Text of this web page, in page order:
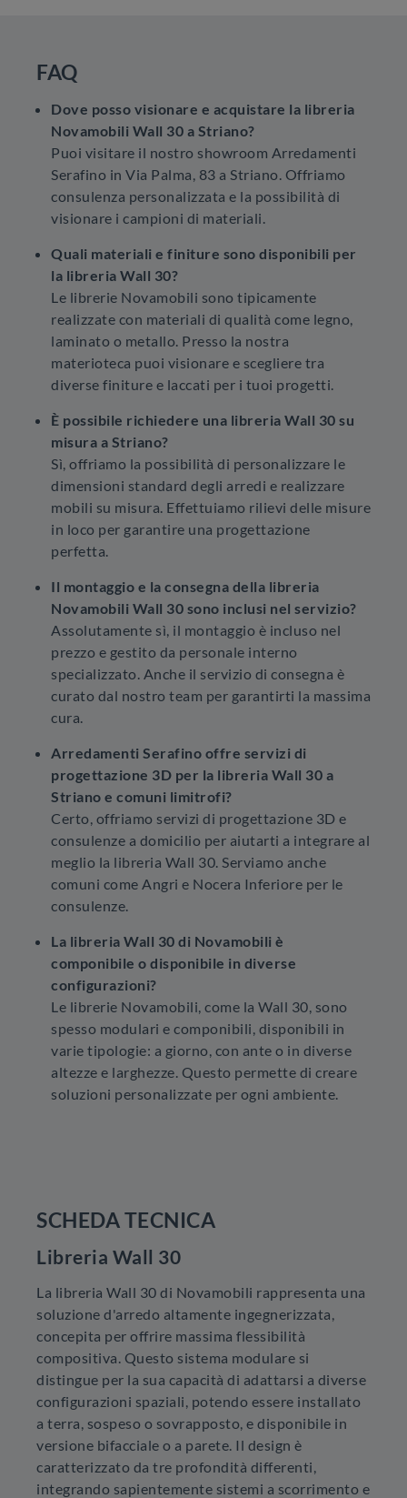
FAQ
Dove posso visionare e acquistare la libreria
Novamobili Wall 30 a Striano?
Puoi visitare il nostro showroom Arredamenti
Serafino in Via Palma, 83 a Striano. Offriamo
consulenza personalizzata e la possibilità di
visionare i campioni di materiali.
Quali materiali e finiture sono disponibili per
la libreria Wall 30?
Le librerie Novamobili sono tipicamente
realizzate con materiali di qualità come legno,
laminato o metallo. Presso la nostra
materioteca puoi visionare e scegliere tra
diverse finiture e laccati per i tuoi progetti.
È possibile richiedere una libreria Wall 30 su
misura a Striano?
Sì, offriamo la possibilità di personalizzare le
dimensioni standard degli arredi e realizzare
mobili su misura. Effettuiamo rilievi delle misure
in loco per garantire una progettazione
perfetta.
Il montaggio e la consegna della libreria
Novamobili Wall 30 sono inclusi nel servizio?
Assolutamente sì, il montaggio è incluso nel
prezzo e gestito da personale interno
specializzato. Anche il servizio di consegna è
curato dal nostro team per garantirti la massima
cura.
Arredamenti Serafino offre servizi di
progettazione 3D per la libreria Wall 30 a
Striano e comuni limitrofi?
Certo, offriamo servizi di progettazione 3D e
consulenze a domicilio per aiutarti a integrare al
meglio la libreria Wall 30. Serviamo anche
comuni come Angri e Nocera Inferiore per le
consulenze.
La libreria Wall 30 di Novamobili è
componibile o disponibile in diverse
configurazioni?
Le librerie Novamobili, come la Wall 30, sono
spesso modulari e componibili, disponibili in
varie tipologie: a giorno, con ante o in diverse
altezze e larghezze. Questo permette di creare
soluzioni personalizzate per ogni ambiente.
SCHEDA TECNICA
Libreria Wall 30
La libreria Wall 30 di Novamobili rappresenta una
soluzione d'arredo altamente ingegnerizzata,
concepita per offrire massima flessibilità
compositiva. Questo sistema modulare si
distingue per la sua capacità di adattarsi a diverse
configurazioni spaziali, potendo essere installato
a terra, sospeso o sovrapposto, e disponibile in
versione bifacciale o a parete. Il design è
caratterizzato da tre profondità differenti,
integrando sapientemente sistemi a scorrimento e